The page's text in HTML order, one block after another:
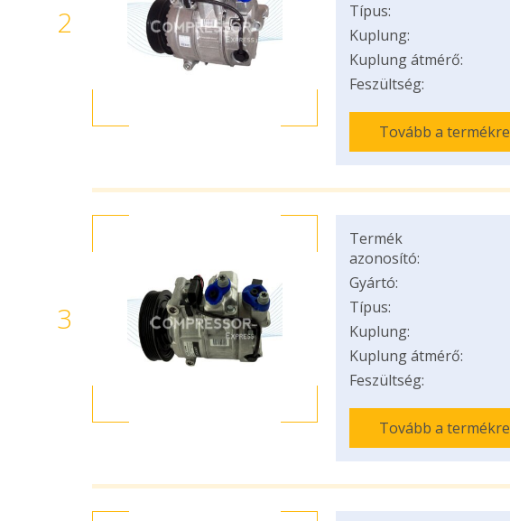
2
Típus:
Kuplung:
Kuplung átmérő:
Feszültség:
Tovább a termékre
3
Termék
azonosító:
Gyártó:
Típus:
Kuplung:
Kuplung átmérő:
Feszültség:
Tovább a termékre